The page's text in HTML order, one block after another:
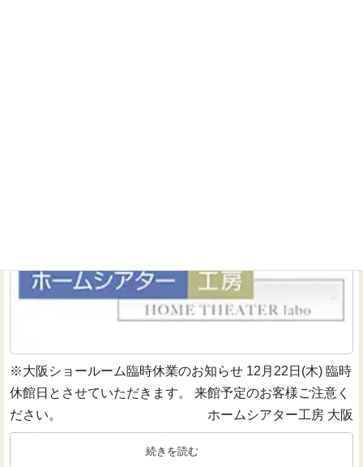
※大阪ショールーム臨時休業のお知らせ 12月22日(木) 臨時
休館日とさせていただきます。 来館予定のお客様ご注意く
ださい。 ホームシアター工房 大阪
続きを読む